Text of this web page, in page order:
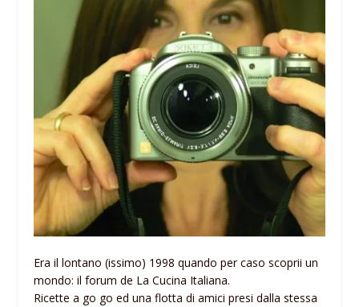
Era il lontano (issimo) 1998 quando per caso scoprii un
mondo: il forum de La Cucina Italiana.
Ricette a go go ed una flotta di amici presi dalla stessa